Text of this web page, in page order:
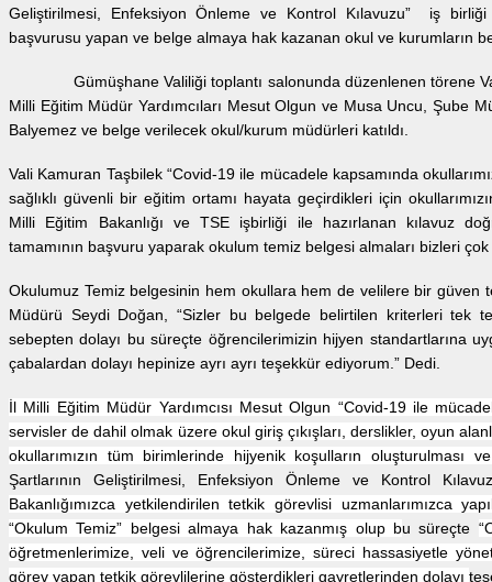
Geliştirilmesi, Enfeksiyon Önleme ve Kontrol Kılavuzu” iş
başvurusu yapan ve belge almaya hak kazanan okul ve kurumların
Gümüşhane Valiliği toplantı salonunda düzenlenen törene
Milli Eğitim Müdür Yardımcıları Mesut Olgun ve Musa Uncu, Şube
Balyemez ve belge verilecek okul/kurum müdürleri katıldı.
Vali Kamuran Taşbilek “Covid-19 ile mücadele kapsamında
sağlıklı güvenli bir eğitim ortamı hayata geçirdikleri için
Milli Eğitim Bakanlığı ve TSE işbirliği ile hazırlanan kılavuz
tamamının başvuru yaparak okulum temiz belgesi almaları bizleri
Okulumuz Temiz belgesinin hem okullara hem de velilere bir güven
Müdürü Seydi Doğan, “Sizler bu belgede belirtilen kriterleri tek
sebepten dolayı bu süreçte öğrencilerimizin hijyen standartlarına
çabalardan dolayı hepinize ayrı ayrı teşekkür ediyorum.” Dedi.
İl Milli Eğitim Müdür Yardımcısı Mesut Olgun “Covid-19 ile
servisler de dahil olmak üzere okul giriş çıkışları, derslikler, oyun
okullarımızın tüm birimlerinde hijyenik koşulların oluşturulması
Şartlarının Geliştirilmesi, Enfeksiyon Önleme ve Kontrol
Bakanlığımızca yetkilendirilen tetkik görevlisi uzmanlarımızca
“Okulum Temiz” belgesi almaya hak kazanmış olup bu süreçte
öğretmenlerimize, veli ve öğrencilerimize, süreci hassasiyetle
görev yapan tetkik görevlilerine gösterdikleri gayretlerinden dolayı